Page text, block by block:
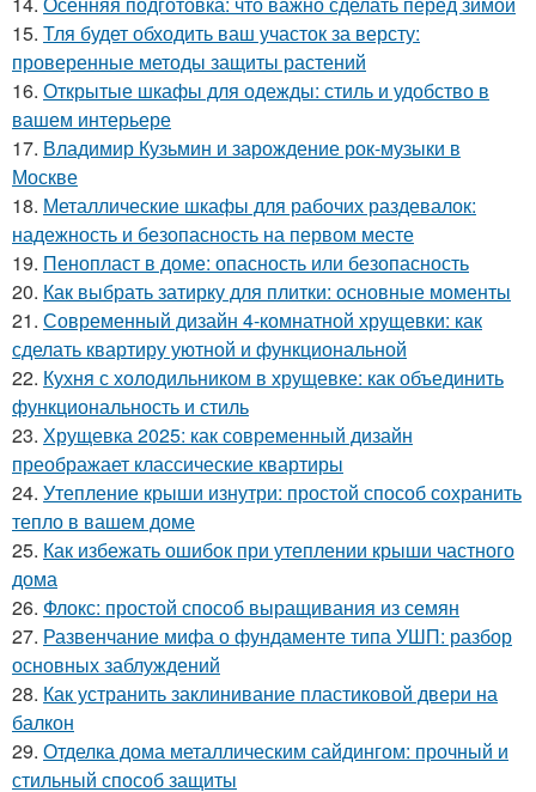
15. Тля будет обходить ваш участок за версту:
проверенные методы защиты растений
16. Открытые шкафы для одежды: стиль и удобство в
вашем интерьере
17. Владимир Кузьмин и зарождение рок-музыки в
Москве
18. Металлические шкафы для рабочих раздевалок:
надежность и безопасность на первом месте
19. Пенопласт в доме: опасность или безопасность
20. Как выбрать затирку для плитки: основные моменты
21. Современный дизайн 4-комнатной хрущевки: как
сделать квартиру уютной и функциональной
22. Кухня с холодильником в хрущевке: как объединить
функциональность и стиль
23. Хрущевка 2025: как современный дизайн
преображает классические квартиры
24. Утепление крыши изнутри: простой способ сохранить
тепло в вашем доме
25. Как избежать ошибок при утеплении крыши частного
дома
26. Флокс: простой способ выращивания из семян
27. Развенчание мифа о фундаменте типа УШП: разбор
основных заблуждений
28. Как устранить заклинивание пластиковой двери на
балкон
29. Отделка дома металлическим сайдингом: прочный и
стильный способ защиты